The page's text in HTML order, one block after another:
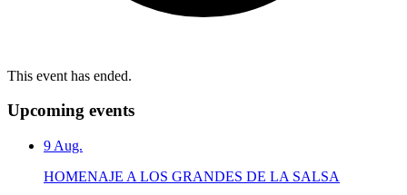
This event has ended.
Upcoming events
9 Aug.
HOMENAJE A LOS GRANDES DE LA SALSA